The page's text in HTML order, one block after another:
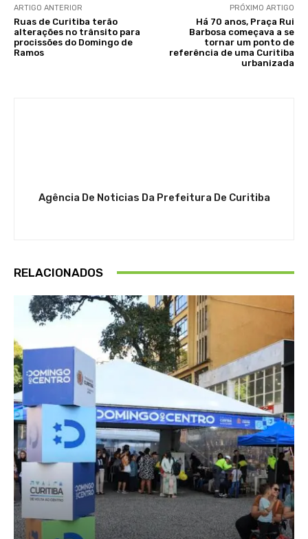
ARTIGO ANTERIOR
Ruas de Curitiba terão
alterações no trânsito para
procissões do Domingo de
Ramos
PRÓXIMO ARTIGO
Há 70 anos, Praça Rui
Barbosa começava a se
tornar um ponto de
referência de uma Curitiba
urbanizada
Agência De Noticias Da Prefeitura De Curitiba
RELACIONADOS